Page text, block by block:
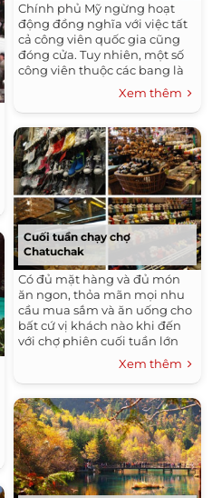
Chính phủ Mỹ ngừng hoạt
động đồng nghĩa với việc tất
cả công viên quốc gia cũng
đóng cửa. Tuy nhiên, một số
công viên thuộc các bang là
sự lựa chọn thay thế tuyệt vời
để du khách có được những
trải nghiệm tương tự.
Xem thêm
Cuối tuần chạy chợ
Chatuchak
Có đủ mặt hàng và đủ món
ăn ngon, thỏa mãn mọi nhu
cầu mua sắm và ăn uống cho
bất cứ vị khách nào khi đến
với chợ phiên cuối tuần lớn
Bangkok, Thái Lan.
Xem thêm